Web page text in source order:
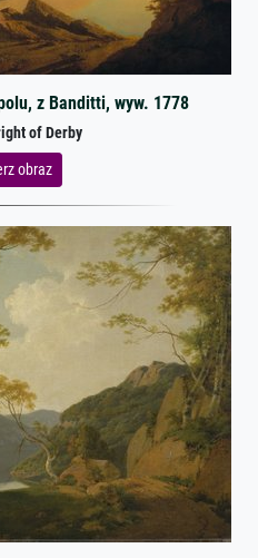
z Banditti, wyw. 1778
of Derby
obraz